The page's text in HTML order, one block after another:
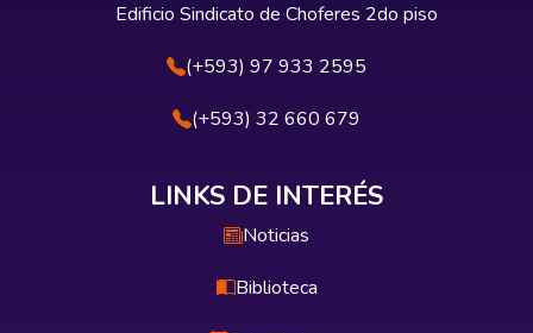
Edificio Sindicato de Choferes 2do piso
(+593) 97 933 2595
(+593) 32 660 679
LINKS DE INTERÉS
Noticias
Biblioteca